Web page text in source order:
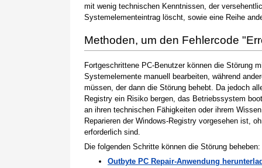
mit wenig technischen Kenntnissen, der
Systemelementeintrag löscht, sowie eine Reihe
Methoden, um den Fehlercode
Fortgeschrittene PC-Benutzer können die Störung
Systemelemente manuell bearbeiten, während
müssen, der dann die Störung behebt. Da jedoch
Registry ein Risiko bergen, das Betriebssystem
an ihren technischen Fähigkeiten oder ihrem
Reparieren der Windows-Registry vorgesehen ist,
erforderlich sind.
Die folgenden Schritte können die Störung beheben:
Outbyte PC Repair-Anwendung